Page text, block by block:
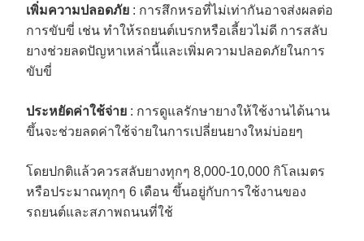
เพิ่มความปลอดภัย : การสึกหรอที่ไม่เท่ากันอาจส่งผลต่อ
การขับขี่ เช่น ทำให้รถยนต์เบรกหรือเลี้ยวไม่ดี การสลับ
ยางช่วยลดปัญหาเหล่านี้และเพิ่มความปลอดภัยในการ
ขับขี่
ประหยัดค่าใช้จ่าย : การดูแลรักษายางให้ใช้งานได้นาน
ขึ้นจะช่วยลดค่าใช้จ่ายในการเปลี่ยนยางใหม่บ่อยๆ
โดยปกติแล้วควรสลับยางทุกๆ 8,000-10,000 กิโลเมตร
หรือประมาณทุกๆ 6 เดือน ขึ้นอยู่กับการใช้งานของ
รถยนต์และสภาพถนนที่ใช้